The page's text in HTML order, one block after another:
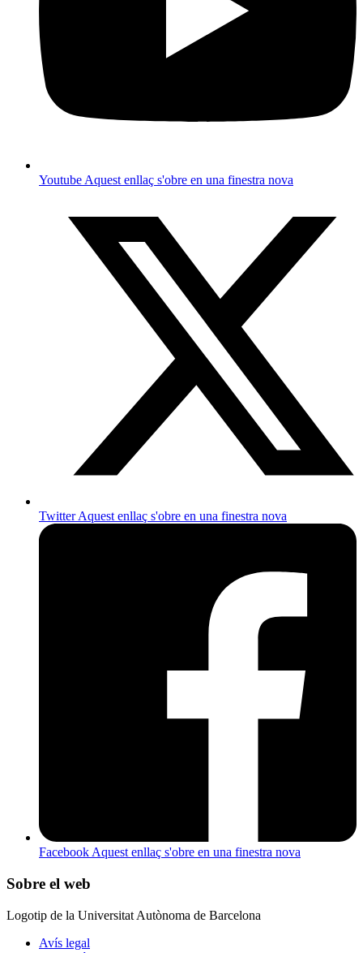
YoutubeAquest enllaç s'obre en una finestra nova
TwitterAquest enllaç s'obre en una finestra nova
FacebookAquest enllaç s'obre en una finestra nova
Sobre el web
Logotip de la Universitat Autònoma de Barcelona
Avís legal